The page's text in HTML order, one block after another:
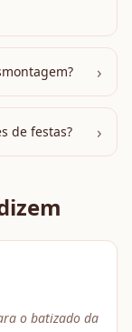
›
de festas? ›
o batizado da